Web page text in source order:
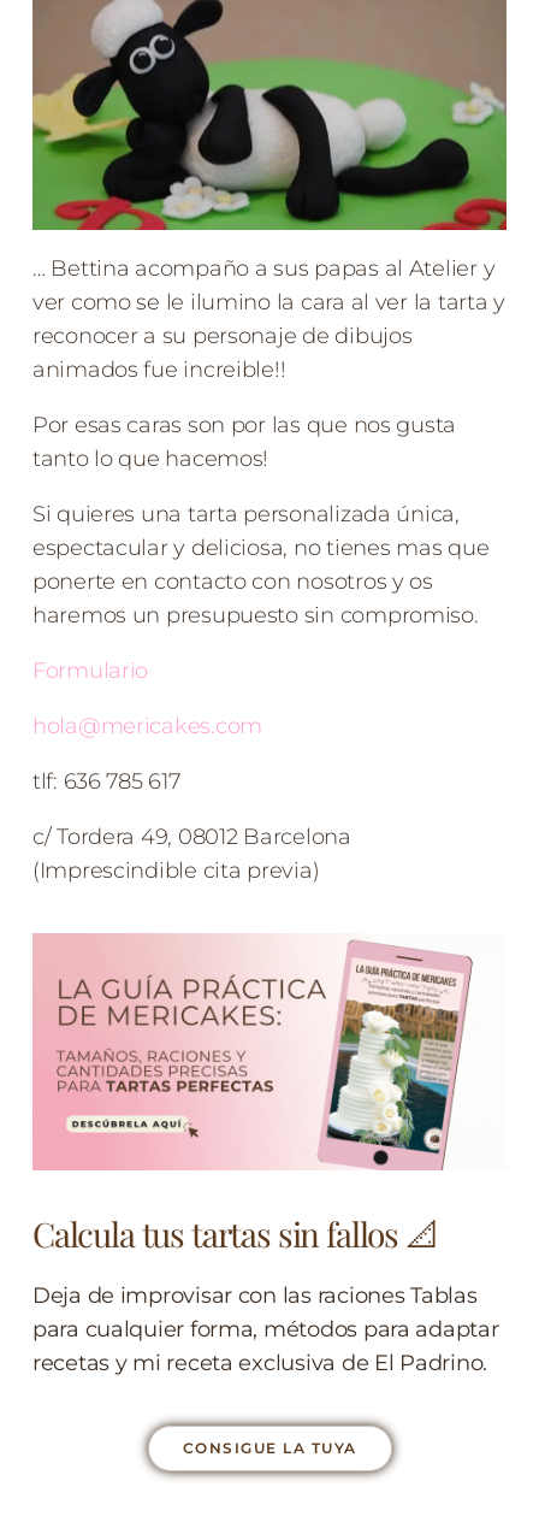
… Bettina acompaño a sus papas al Atelier y
ver como se le ilumino la cara al ver la tarta y
reconocer a su personaje de dibujos
animados fue increible!!
Por esas caras son por las que nos gusta
tanto lo que hacemos!
Si quieres una tarta personalizada única,
espectacular y deliciosa, no tienes mas que
ponerte en contacto con nosotros y os
haremos un presupuesto sin compromiso.
Formulario
hola@mericakes.com
tlf: 636 785 617
c/ Tordera 49, 08012 Barcelona
(Imprescindible cita previa)
Calcula tus tartas sin fallos 📐
Deja de improvisar con las raciones Tablas
para cualquier forma, métodos para adaptar
recetas y mi receta exclusiva de El Padrino.
CONSIGUE LA TUYA